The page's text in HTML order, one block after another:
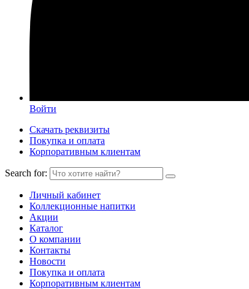
Войти
Скачать реквизиты
Покупка и оплата
Корпоративным клиентам
Search for:
Личный кабинет
Коллекционные напитки
Акции
Каталог
О компании
Контакты
Новости
Покупка и оплата
Корпоративным клиентам